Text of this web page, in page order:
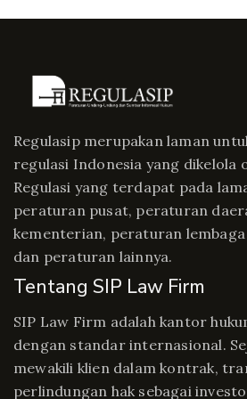
Regulasip merupakan laman
regulasi Indonesia yang dikelola
Regulasi yang terdapat pada
peraturan pusat, peraturan
kementerian, peraturan
dan peraturan lainnya.
Tentang SIP Law Firm
SIP Law Firm adalah kantor
dengan standar internasional.
mewakili klien dalam kontrak,
perlindungan hak sebagai